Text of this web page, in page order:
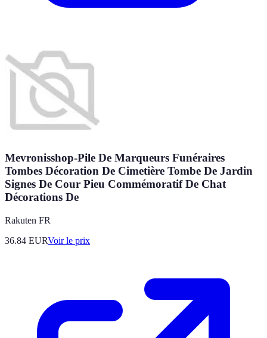
Mevronisshop-Pile De Marqueurs Funéraires
Tombes Décoration De Cimetière Tombe De Jardin
Signes De Cour Pieu Commémoratif De Chat
Décorations De
Rakuten FR
36.84 EURVoir le prix